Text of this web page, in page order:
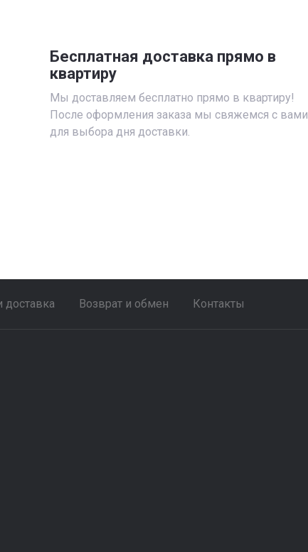
Бесплатная доставка прямо в
квартиру
Мы доставляем бесплатно прямо в квартиру!
После оформления заказа мы свяжемся с вами
для выбора дня доставки.
доставка Возврат и обмен Контакты